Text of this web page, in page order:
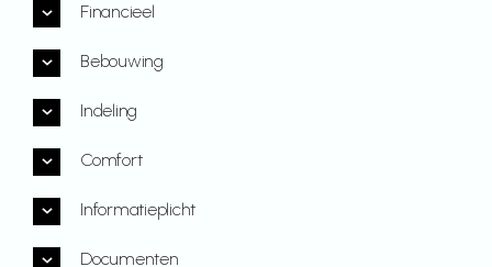
Financieel
Bebouwing
Indeling
Comfort
Informatieplicht
Documenten